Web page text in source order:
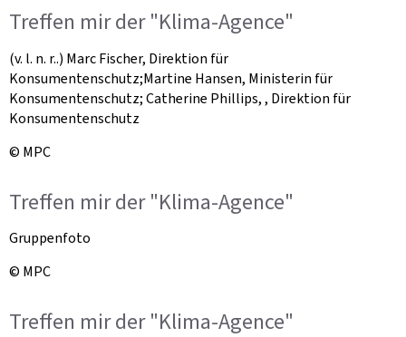
Treffen mir der "Klima-Agence"
(v. l. n. r..) Marc Fischer, Direktion für
Konsumentenschutz;Martine Hansen, Ministerin für
Konsumentenschutz; Catherine Phillips, , Direktion für
Konsumentenschutz
© MPC
Treffen mir der "Klima-Agence"
Gruppenfoto
© MPC
Treffen mir der "Klima-Agence"